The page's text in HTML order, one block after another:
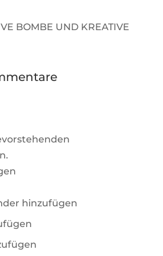
BOMBE UND KREATIVE
hinzufügen